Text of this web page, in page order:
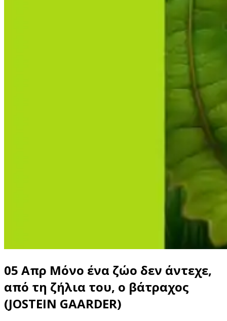
05 Απρ Μόνο ένα ζώο δεν άντεχε,
από τη ζήλια του, ο βάτραχος
(JOSTEIN GAARDER)